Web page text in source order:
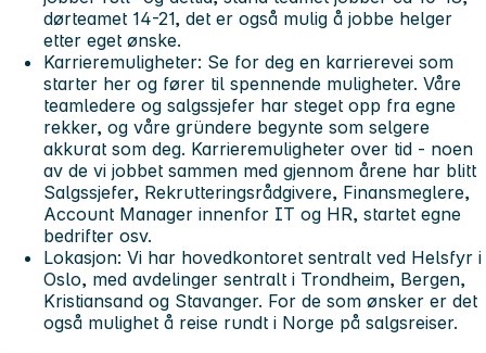
dørteamet 14-21, det er også mulig å jobbe helger
etter eget ønske.
Karrieremuligheter: Se for deg en karrierevei som
starter her og fører til spennende muligheter. Våre
teamledere og salgssjefer har steget opp fra egne
rekker, og våre gründere begynte som selgere
akkurat som deg. Karrieremuligheter over tid - noen
av de vi jobbet sammen med gjennom årene har blitt
Salgssjefer, Rekrutteringsrådgivere, Finansmeglere,
Account Manager innenfor IT og HR, startet egne
bedrifter osv.
Lokasjon: Vi har hovedkontoret sentralt ved Helsfyr i
Oslo, med avdelinger sentralt i Trondheim, Bergen,
Kristiansand og Stavanger. For de som ønsker er det
også mulighet å reise rundt i Norge på salgsreiser.